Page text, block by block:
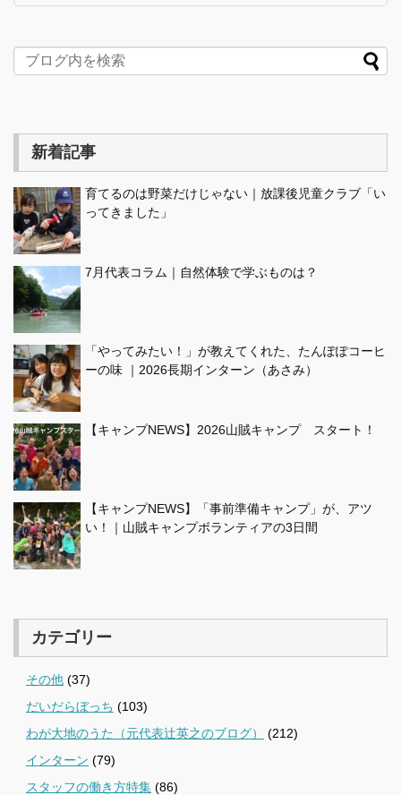
新着記事
育てるのは野菜だけじゃない｜放課後児童クラブ「い
ってきました」
7月代表コラム｜自然体験で学ぶものは？
「やってみたい！」が教えてくれた、たんぽぽコーヒ
ーの味 ｜2026長期インターン（あさみ）
【キャンプNEWS】2026山賊キャンプ スタート！
【キャンプNEWS】「事前準備キャンプ」が、アツ
い！｜山賊キャンプボランティアの3日間
カテゴリー
その他 (37)
だいだらぼっち (103)
わが大地のうた（元代表辻英之のブログ）
(212)
インターン (79)
スタッフの働き方特集 (86)